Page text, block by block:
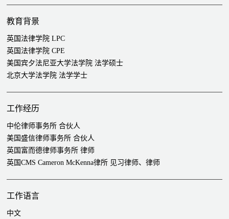
代表滨江服务集团有限公司（3316）完成其香港首次公开募股及
全球发行
在香港的首次公开募股及Reg S发行
代表晶苑国际集团有限公司（2232）完成其香港首次公开募股及
全球发行
代表FIT 鸿腾有限公司（6088）完成其香港首次公开募股及全球
发行
代表江南布衣有限公司（3306）完成其香港首次公开募股及全球
发行
代表美银美林和中银国际完成绿城服务集团有限公司（2869）在
香港的首次公开募股及全球发行
代表维珍妮国际（控股）有限公司（2199）完成其香港首次公开
募股 及全球发行
代表中国汇融金融控股有限公司（1290）完成其香港首次公开募
教育背景
英国法律学院 LPC
英国法律学院 CPE
美国宾夕法尼亚大学法学院 法学硕士
北京大学法学院 法学学士
工作经历
中伦律师事务所 合伙人
美国盛信律师事务所 合伙人
英国富而德律师事务所 律师
英国CMS Cameron McKenna律所 见习律师、律师
工作语言
中文